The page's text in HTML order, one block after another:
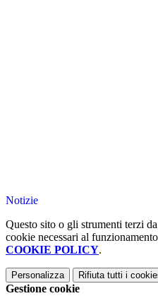
Notizie
Questo sito o gli strumenti terzi
cookie necessari al
COOKIE POLICY.
Personalizza Rifiuta tutti i
Gestione cookie